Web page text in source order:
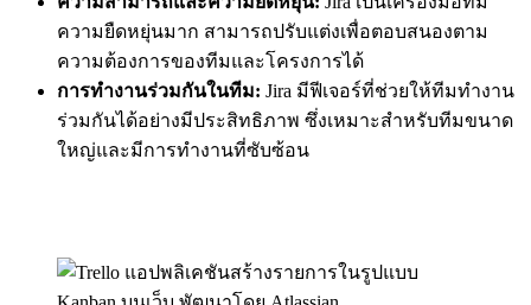
ความยืดหยุ่นมาก สามารถปรับแต่งเพื่อตอบสนองตาม
ความต้องการของทีมและโครงการได้
การทำงานร่วมกันในทีม: Jira มีฟีเจอร์ที่ช่วยให้ทีมทำงาน
ร่วมกันได้อย่างมีประสิทธิภาพ ซึ่งเหมาะสำหรับทีมขนาด
ใหญ่และมีการทำงานที่ซับซ้อน